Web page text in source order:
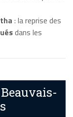
: la reprise des
dans les